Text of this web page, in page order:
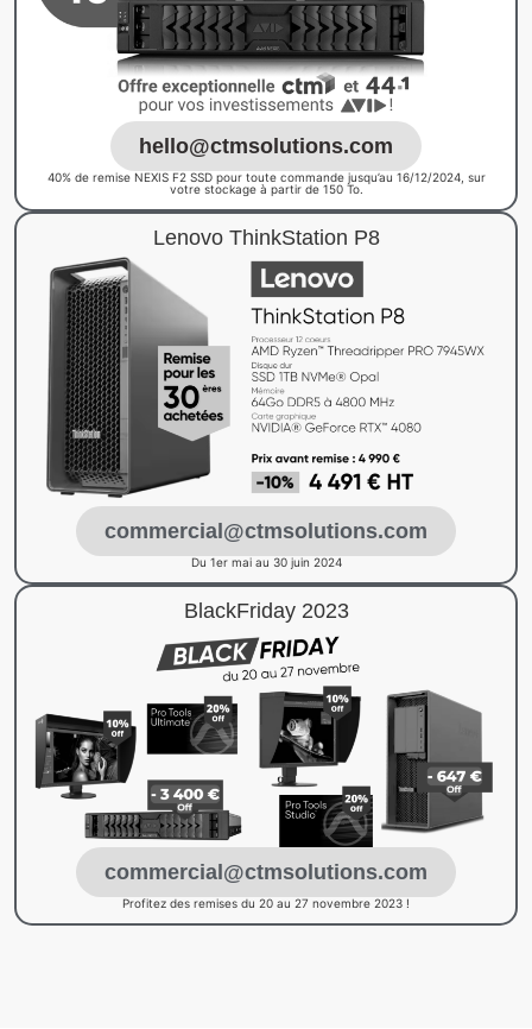
hello@ctmsolutions.com
40% de remise NEXIS F2 SSD pour toute commande jusqu’au 16/12/2024, sur
votre stockage à partir de 150 To.
Lenovo ThinkStation P8
commercial@ctmsolutions.com
Du 1er mai au 30 juin 2024
BlackFriday 2023
commercial@ctmsolutions.com
Profitez des remises du 20 au 27 novembre 2023 !